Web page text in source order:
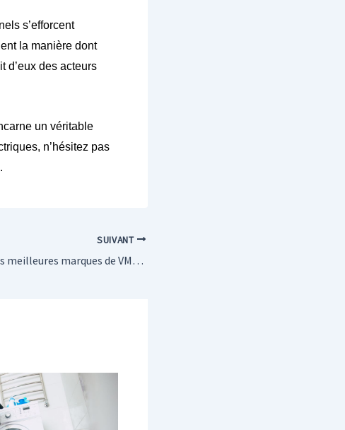
s’efforcent
la manière dont
d’eux des acteurs
un véritable
n’hésitez pas
SUIVANT
Découvrez les meilleures marques de VMC en 2024 pour un été au frais !